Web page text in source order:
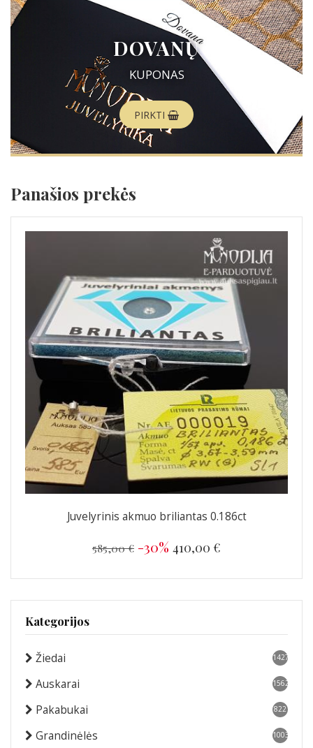
DOVANŲ
KUPONAS
PIRKTI
Panašios prekės
Juvelyrinis akmuo briliantas 0.186ct
585,00 € -30% 410,00 €
Kategorijos
Žiedai 1427
Auskarai 1562
Pakabukai 822
Grandinėlės 1003